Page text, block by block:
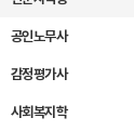
공인노무사
감정평가사
사회복지학